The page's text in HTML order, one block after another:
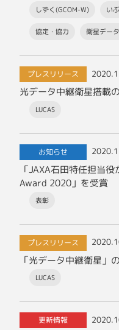
しずく(GCOM-W) い
協定・協力 衛星デー
プレスリリース
光データ中継衛星搭載
LUCAS
お知らせ
「JAXA石田特任担当
Award 2020」を受賞
表彰
プレスリリース
「光データ中継衛星」
LUCAS
更新情報